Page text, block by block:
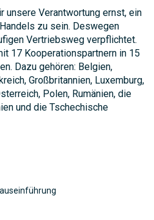
unsere Verantwortung ernst, ein
zu sein. Deswegen
Vertriebsweg verpflichtet.
17 Kooperationspartnern in 15
Dazu gehören: Belgien,
Großbritannien, Luxemburg,
Polen, Rumänien, die
und die Tschechische